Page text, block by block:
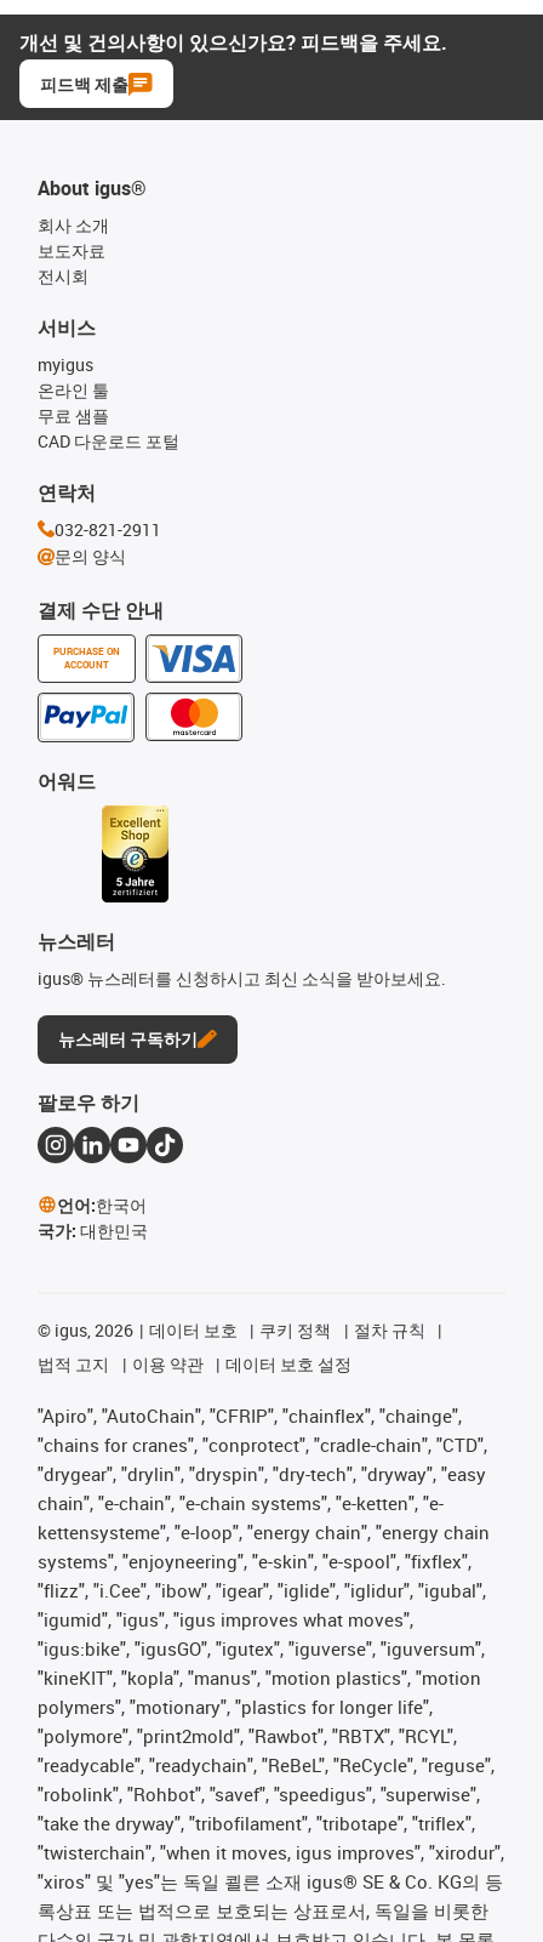
개선 및 건의사항이 있으신가요? 피드백을 주세요.
피드백 제출
About igus®
회사 소개
보도자료
전시회
결제 수단 안내
PURCHASE ON
ACCOUNT
서비스
myigus
온라인 툴
무료 샘플
CAD 다운로드 포털
어워드
뉴스레터
igus® 뉴스레터를 신청하시고 최신 소식을 받아보세요.
뉴스레터 구독하기
연락처
032-821-2911
문의 양식
팔로우 하기
언어:한국어
국가: 대한민국
© igus, 2026 데이터 보호 쿠키 정책
절차 규칙
법적 고지
이용 약관 데이터 보호 설정
"Apiro", "AutoChain", "CFRIP", "chainflex", "chainge",
"chains for cranes", "conprotect", "cradle-chain", "CTD",
"drygear", "drylin", "dryspin", "dry-tech", "dryway", "easy
chain", "e-chain", "e-chain systems", "e-ketten", "e-
kettensysteme", "e-loop", "energy chain", "energy chain
systems", "enjoyneering", "e-skin", "e-spool", "fixflex",
"flizz", "i.Cee", "ibow", "igear", "iglide", "iglidur", "igubal",
"igumid", "igus", "igus improves what moves",
"igus:bike", "igusGO", "igutex", "iguverse", "iguversum",
"kineKIT", "kopla", "manus", "motion plastics", "motion
polymers", "motionary", "plastics for longer life",
"polymore", "print2mold", "Rawbot", "RBTX", "RCYL",
"readycable", "readychain", "ReBeL", "ReCycle", "reguse",
"robolink", "Rohbot", "savef", "speedigus", "superwise",
"take the dryway", "tribofilament", "tribotape", "triflex",
"twisterchain", "when it moves, igus improves", "xirodur",
"xiros" 및 "yes"는 독일 쾰른 소재 igus® SE & Co. KG의 등
록상표 또는 법적으로 보호되는 상표로서, 독일을 비롯한